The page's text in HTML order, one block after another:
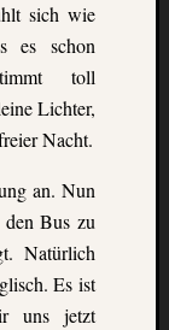
sich wie
es schon
toll
Lichter,
Nacht.
an. Nun
den Bus zu
Natürlich
Es ist
uns jetzt